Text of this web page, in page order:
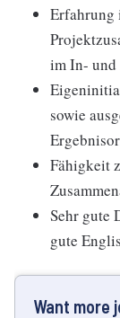
im In- und
sowie
Fähigkeit
Sehr gute
gute
Want more